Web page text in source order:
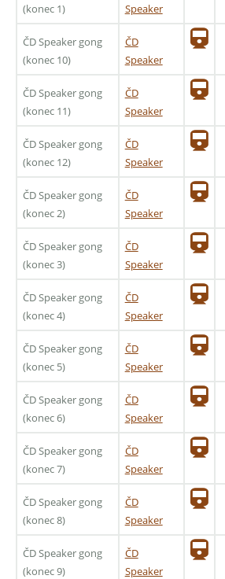
(konec 1)
Speaker
ČD Speaker gong
(konec 10)
ČD
Speaker
ČD Speaker gong
(konec 11)
ČD
Speaker
ČD Speaker gong
(konec 12)
ČD
Speaker
ČD Speaker gong
(konec 2)
ČD
Speaker
ČD Speaker gong
(konec 3)
ČD
Speaker
ČD Speaker gong
(konec 4)
ČD
Speaker
ČD Speaker gong
(konec 5)
ČD
Speaker
ČD Speaker gong
(konec 6)
ČD
Speaker
ČD Speaker gong
(konec 7)
ČD
Speaker
ČD Speaker gong
(konec 8)
ČD
Speaker
ČD Speaker gong
(konec 9)
ČD
Speaker